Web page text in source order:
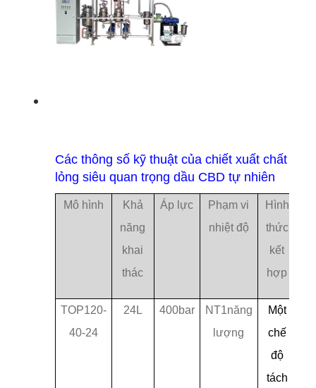
Các thông số kỹ thuật của chiết xuất chất
lỏng siêu quan trọng dầu CBD tự nhiên
Mô hình
Khả
năng
khai
thác
Áp lực
Phạm vi
nhiệt độ
Hình
thức
kết
hợp
TOP120-
40-24
24L 400bar
NT1năng
lượng
Một
chế
độ
tách